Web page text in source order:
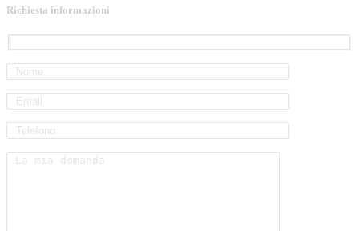
Richiesta informazioni